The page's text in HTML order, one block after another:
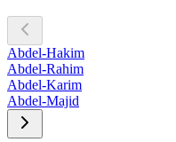
Abdel-Hakim
Abdel-Rahim
Abdel-Karim
Abdel-Majid